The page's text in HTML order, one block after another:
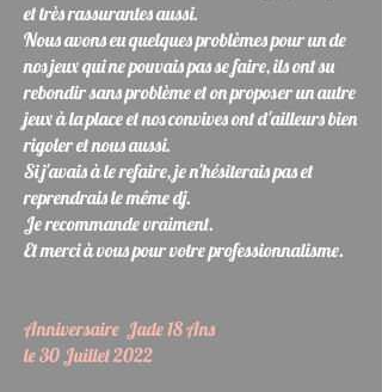
et très rassurantes aussi.
Nous avons eu quelques problèmes pour un de
nos jeux qui ne pouvais pas se faire, ils ont su
rebondir sans problème et on proposer un autre
jeux à la place et nos convives ont d'ailleurs bien
rigoler et nous aussi.
Si j'avais à le refaire, je n'hésiterais pas et
reprendrais le même dj.
Je recommande vraiment.
Et merci à vous pour votre professionnalisme.​
​Anniversaire Jade 18 Ans
le 30 Juillet 2022